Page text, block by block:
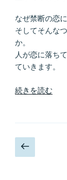
れ
と
も…”
の
なぜ禁断の恋
そしてそんな
か。
人が恋に落ち
ていきます。
“恋
ち
る
続きを読む
投
稿
前
の